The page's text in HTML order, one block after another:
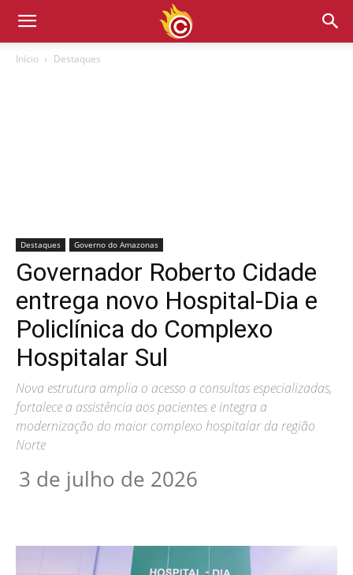
Início Destaques
Destaques Governo do Amazonas
Governador Roberto Cidade
entrega novo Hospital-Dia e
Policlínica do Complexo
Hospitalar Sul
Nova estrutura amplia o acesso a consultas especializadas,
fortalece a assistência aos pacientes e integra a
modernização do maior complexo hospitalar da região
Norte
3 de julho de 2026